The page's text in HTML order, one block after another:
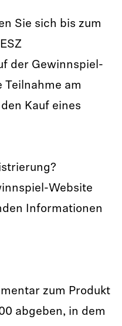
Sie sich bis zum
der Gewinnspiel-
Teilnahme am
Kauf eines
Website
Informationen
zum Produkt
abgeben, in dem